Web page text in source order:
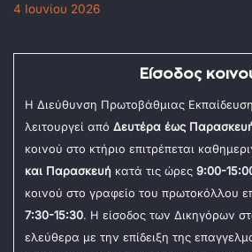
4 Ιουνίου 2026
Είσοδος
Η Διεύθυνση Πρωτοβάθμιας
λειτουργεί από Δευτέρα έως
κοινού στο κτήριο επιτρέπεται
και Παρασκευή κατά τις ώρες 9:00-
κοινού στο γραφείο του πρωτοκόλλου
7:30-15:30. Η είσοδος των Δικηγόρων
ελεύθερα με την επίδειξη της